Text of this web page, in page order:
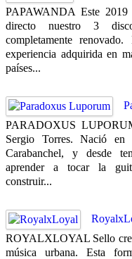
PAPAWANDA Este 2019
directo nuestro 3
completamente
experiencia adquirida en
países...
PARADOXUS
Sergio Torres. Nació
Carabanchel, y desde
aprender a tocar la
construir...
ROYALXLOYAL Sello
música urbana. Esta